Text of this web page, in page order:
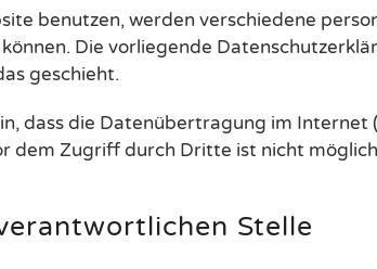
benutzen, werden verschiedene
Die vorliegende
geschieht.
dass die Datenübertragung im Internet
dem Zugriff durch Dritte ist nicht
Stelle